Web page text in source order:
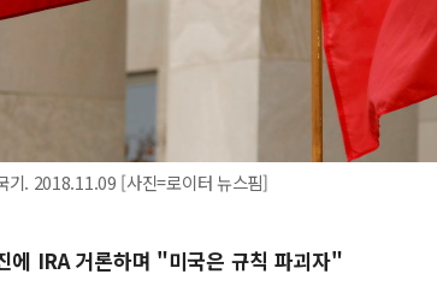
기. 2018.11.09 [사진=로이터 뉴스핌]
IRA 거론하며 "미국은 규칙 파괴자"